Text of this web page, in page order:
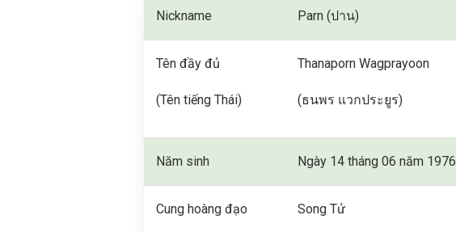
Nickname Parn (ปาน)
Tên đầy đủ
(Tên tiếng Thái)
Thanaporn Wagprayoon
(ธนพร แวกประยูร)
Năm sinh Ngày 14 tháng 06 năm 1976
Cung hoàng đạo Song Tử